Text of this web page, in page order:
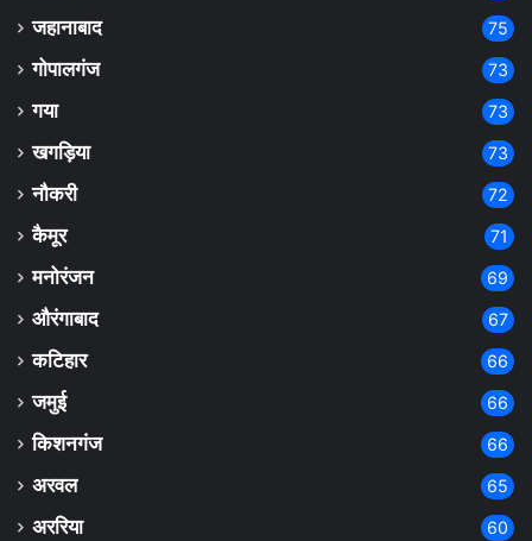
जहानाबाद 75
गोपालगंज 73
गया 73
खगड़िया 73
नौकरी 72
कैमूर 71
मनोरंजन 69
औरंगाबाद 67
कटिहार 66
जमुई 66
किशनगंज 66
अरवल 65
अररिया 60